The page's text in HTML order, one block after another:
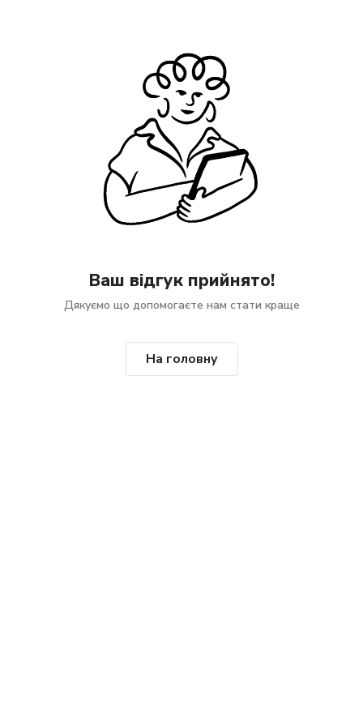
Ваш відгук прийнято!
Дякуємо що допомогаєте нам стати краще
На головну